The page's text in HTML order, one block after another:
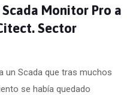
Monitor Pro a
Sector
un Scada que tras muchos
se había quedado